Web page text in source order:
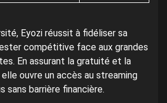
Eyozi réussit à fidéliser sa
compétitive face aux grandes
En assurant la gratuité et la
ouvre un accès au streaming
sans barrière financière.